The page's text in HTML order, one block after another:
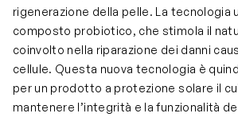
rigenerazione della pelle. La tecnologia
composto probiotico, che stimola il
coinvolto nella riparazione dei danni
cellule. Questa nuova tecnologia è
per un prodotto a protezione solare il
mantenere l’integrità e la funzionalità